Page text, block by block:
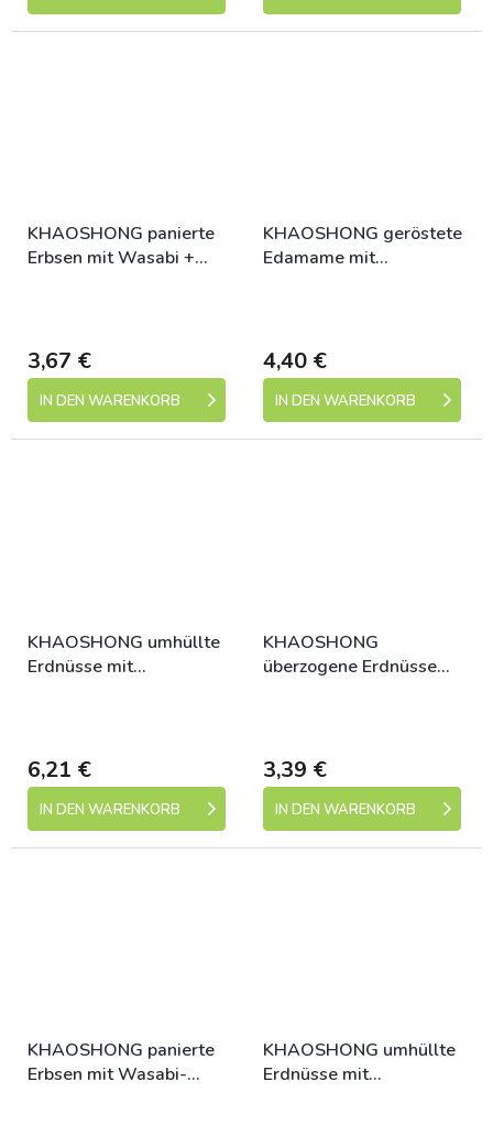
KHAOSHONG panierte
Erbsen mit Wasabi +
3,67 €
IN DEN WARENKORB
KHAOSHONG geröstete
Edamame mit
4,40 €
IN DEN WARENKORB
KHAOSHONG umhüllte
Erdnüsse mit
6,21 €
IN DEN WARENKORB
KHAOSHONG
überzogene Erdnüsse
3,39 €
IN DEN WARENKORB
KHAOSHONG panierte
Erbsen mit Wasabi-
KHAOSHONG umhüllte
Erdnüsse mit